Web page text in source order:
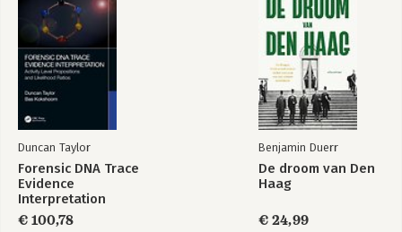
Duncan Taylor
Forensic DNA Trace
Evidence
Interpretation
€ 100,78
Benjamin Duerr
De droom van Den
Haag
€ 24,99